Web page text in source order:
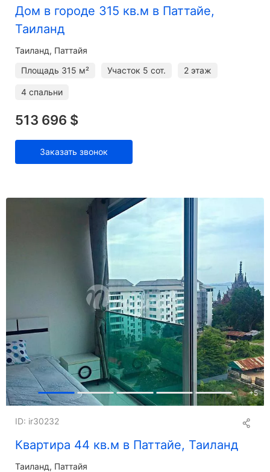
Дом в городе 315 кв.м в Паттайе,
Таиланд
Таиланд, Паттайя
Площадь 315 м² Участок 5 сот. 2 этаж
4 спальни
513 696 $
Заказать звонок
+5
Квартира 44 кв.м в Паттайе, Таиланд
ID: ir30232
Таиланд, Паттайя